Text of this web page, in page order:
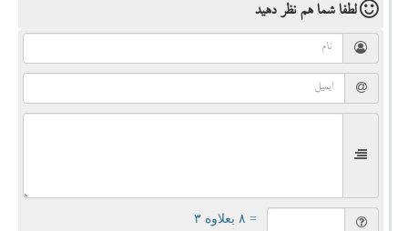
لطفا شما همنظر دهید
= ۸ بعلاوه ۳